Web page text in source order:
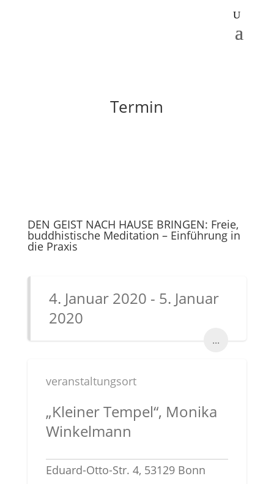
Termin
DEN GEIST NACH HAUSE BRINGEN: Freie,
buddhistische Meditation – Einführung in
die Praxis
4. Januar 2020 - 5. Januar
2020
...
veranstaltungsort
„Kleiner Tempel“, Monika
Winkelmann
Eduard-Otto-Str. 4, 53129 Bonn